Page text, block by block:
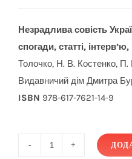
Незрадлива совість
спогади, статті, інтерв’ю,
Толочко, Н. В. Костенко,
Видавничий дім Дмитра
ISBN 978-617-7621-14-9
Незрадлива